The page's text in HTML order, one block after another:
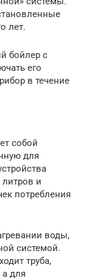
лет.
бойлер с
его
в течение
собой
для
литров и
потребления
воды,
системой.
труба,
для